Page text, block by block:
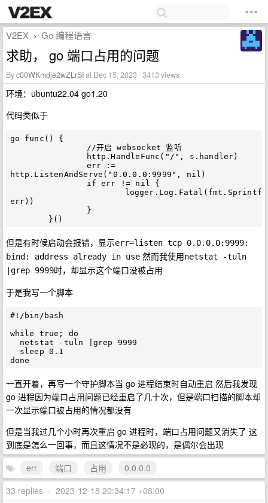
V2EX › Go 编程语言
求助， go 端口占用的问题
Byc00WKmdje2wZLrSIat Dec 15, 2023 · 3413 views
环境：ubuntu22.04 go1.20
代码类似于
go func() {
http.ListenAndServe("0.0.0.0:9999", nil)
err))
但是有时候启动会报错，显示err=listen tcp 0.0.0.0:9999:
bind: address already in use 然而我使用netstat -tuln
|grep 9999时，却显示这个端口没被占用
于是我写一个脚本
#!/bin/bash
while true; do
一直开着，再写一个守护脚本当 go 进程结束时自动重启 然后我发现
go 进程因为端口占用问题已经重启了几十次，但是端口扫描的脚本却
一次显示端口被占用的情况都没有
但是当我过几个小时再次重启 go 进程时，端口占用问题又消失了 这
到底是怎么一回事，而且这情况不是必现的，是偶尔会出现
err
端口 占用
0.0.0.0
33 replies • 2023-12-18 20:34:17 +08:00